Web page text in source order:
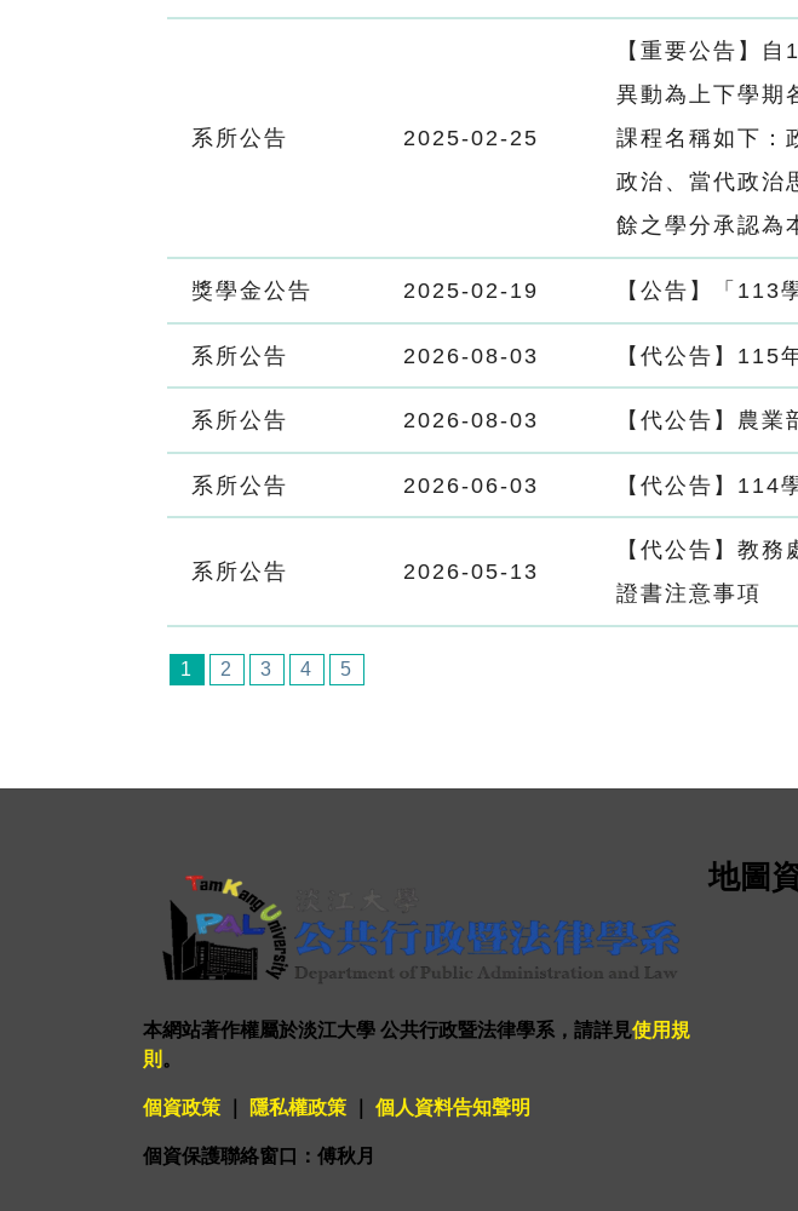
系所公告 2025-02-25
【重要公告】
異動為上下學期
課程名稱如下：
政治、當代政治
餘之學分承認為
獎學金公告 2025-02-19 【公告】「113
系所公告 2026-08-03 【代公告】115
系所公告 2026-08-03 【代公告】農
系所公告 2026-06-03 【代公告】114
系所公告 2026-05-13
【代公告】教
證書注意事項
1 2 3 4 5
本網站著作權屬於淡江大學 公共行政暨法律學系，請詳見使用規
則 。
個資政策 隱私權政策 個人資料告知聲明
個資保護聯絡窗口：傅秋月
地圖